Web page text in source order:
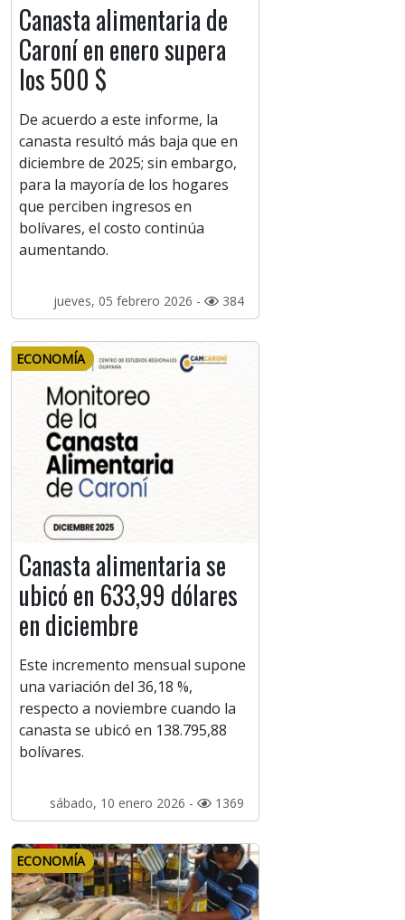
Canasta alimentaria de
Caroní en enero supera
los 500 $
De acuerdo a este informe, la
canasta resultó más baja que en
diciembre de 2025; sin embargo,
para la mayoría de los hogares
que perciben ingresos en
bolívares, el costo continúa
aumentando.
jueves, 05 febrero 2026 - 384
ECONOMÍA
Canasta alimentaria se
ubicó en 633,99 dólares
en diciembre
Este incremento mensual supone
una variación del 36,18 %,
respecto a noviembre cuando la
canasta se ubicó en 138.795,88
bolívares.
sábado, 10 enero 2026 - 1369
ECONOMÍA